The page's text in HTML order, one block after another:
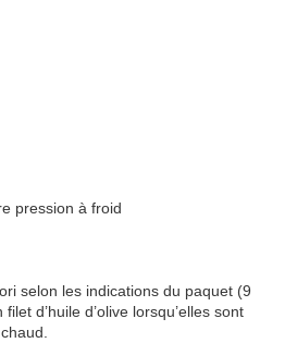
pression à froid
selon les indications du paquet (9
d’huile d’olive lorsqu’elles sont